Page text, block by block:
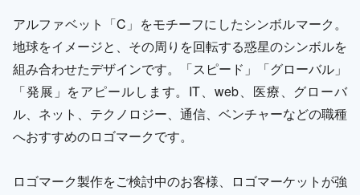
アルファベット「C」をモチーフにしたシンボルマーク。
地球をイメージと、その周りを回転する惑星のシンボルを
組み合わせたデザインです。「スピード」「グローバル」
「発展」をアピールします。IT、web、医療、グローバ
ル、ネット、テクノロジー、通信、ベンチャーなどの職種
へおすすめのロゴマークです。
ロゴマーク製作をご検討中のお客様、ロゴマーケットが強